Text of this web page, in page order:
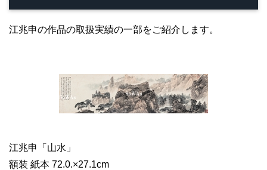
江兆申の作品の取扱実績の一部をご紹介します。
江兆申「山水」
額装 紙本 72.0.×27.1cm